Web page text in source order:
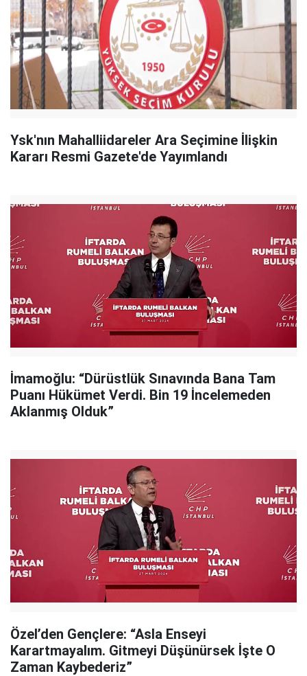
Ysk'nın Mahalliidareler Ara Seçimine İlişkin
Kararı Resmi Gazete'de Yayımlandı
İmamoğlu: “Dürüstlük Sınavında Bana Tam
Puanı Hükümet Verdi. Bin 19 İncelemeden
Aklanmış Olduk”
Özel’den Gençlere: “Asla Enseyi
Karartmayalım. Gitmeyi Düşünürsek İşte O
Zaman Kaybederiz”